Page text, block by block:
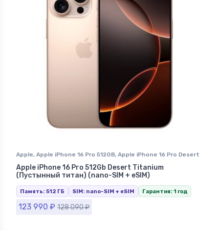
Apple, Apple iPhone 16 Pro 512GB, Apple iPhone 16 Pro Desert
Titanium (Песчаный Титан), iPhone 16 Pro
iPhone в
Ставрополе
Apple iPhone 16 Pro 512Gb Desert Titanium
(Пустынный титан) (nano-SIM + eSIM)
Память: 512 ГБ SIM: nano-SIM + eSIM Гарантия: 1 год
123 990 ₽ 128 090₽